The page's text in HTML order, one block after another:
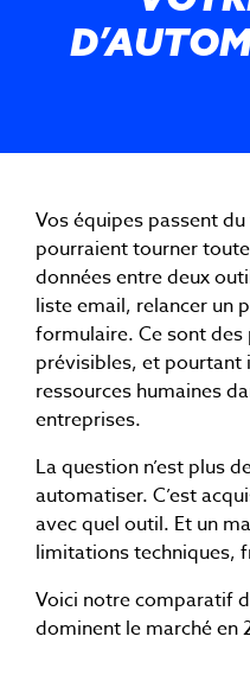
Vos équipes passent
pourraient tourner
données entre deux
liste email, relancer un
formulaire. Ce sont
prévisibles, et pourtant
ressources humaines
entreprises.
La question n’est plus
automatiser. C’est
avec quel outil. Et un
limitations techniques,
Voici notre comparatif
dominent le marché en